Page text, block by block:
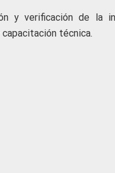
y verificación de la
técnica.